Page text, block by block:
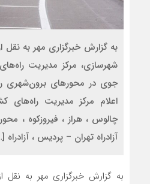
به گزارش خبرگزاری مهر به نقل
شهرسازی، مرکز مدیریت
جوی در محورهای برون‌شهری
اعلام مرکز مدیریت راه‌های
چالوس ، هراز ، فیروزکوه ،
آزادراه تهران – پردیس ، آزادراه
به گزارش خبرگزاری مهر به نقل